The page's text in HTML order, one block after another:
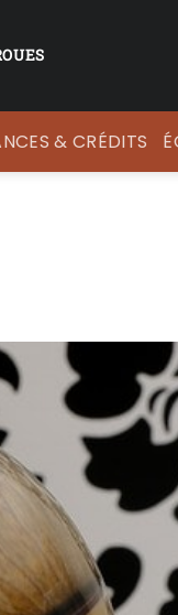
& CRÉDITS